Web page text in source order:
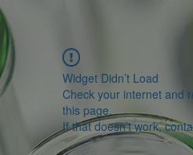
Widget Didn’t Load
Check your internet and
this page.
If that doesn’t work,